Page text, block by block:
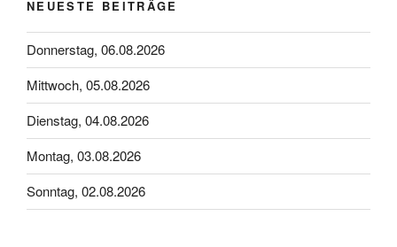
NEUESTE BEITRÄGE
Donnerstag, 06.08.2026
Mittwoch, 05.08.2026
Dienstag, 04.08.2026
Montag, 03.08.2026
Sonntag, 02.08.2026